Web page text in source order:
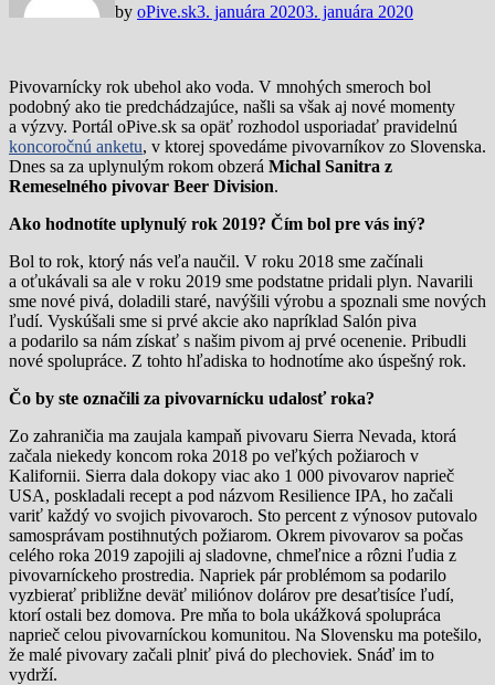
by oPive.sk3. januára 20203. januára 2020
Pivovarnícky rok ubehol ako voda. V mnohých smeroch bol
podobný ako tie predchádzajúce, našli sa však aj nové momenty
a výzvy. Portál oPive.sk sa opäť rozhodol usporiadať pravidelnú
koncoročnú anketu, v ktorej spovedáme pivovarníkov zo Slovenska.
Dnes sa za uplynulým rokom obzerá Michal Sanitra z
Remeselného pivovar Beer Division.
Ako hodnotíte uplynulý rok 2019? Čím bol pre vás iný?
Bol to rok, ktorý nás veľa naučil. V roku 2018 sme začínali
a oťukávali sa ale v roku 2019 sme podstatne pridali plyn. Navarili
sme nové pivá, doladili staré, navýšili výrobu a spoznali sme nových
ľudí. Vyskúšali sme si prvé akcie ako napríklad Salón piva
a podarilo sa nám získať s našim pivom aj prvé ocenenie. Pribudli
nové spolupráce. Z tohto hľadiska to hodnotíme ako úspešný rok.
Čo by ste označili za pivovarnícku udalosť roka?
Zo zahraničia ma zaujala kampaň pivovaru Sierra Nevada, ktorá
začala niekedy koncom roka 2018 po veľkých požiaroch v
Kalifornii. Sierra dala dokopy viac ako 1 000 pivovarov naprieč
USA, poskladali recept a pod názvom Resilience IPA, ho začali
variť každý vo svojich pivovaroch. Sto percent z výnosov putovalo
samosprávam postihnutých požiarom. Okrem pivovarov sa počas
celého roka 2019 zapojili aj sladovne, chmeľnice a rôzni ľudia z
pivovarníckeho prostredia. Napriek pár problémom sa podarilo
vyzbierať približne deväť miliónov dolárov pre desaťtisíce ľudí,
ktorí ostali bez domova. Pre mňa to bola ukážková spolupráca
naprieč celou pivovarníckou komunitou. Na Slovensku ma potešilo,
že malé pivovary začali plniť pivá do plechoviek. Snáď im to
vydrží.